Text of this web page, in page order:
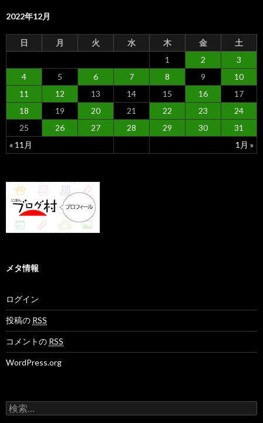
2022年12月
日 月 火 水 木 金 土
« 11月 1月 »
1 2
3
4
5 6 7 8 9
10
11
12 13 14 15 16
17
18
19 20 21 22 23
24
25
26 27 28 29 30 31
メタ情報
ログイン
投稿の RSS
コメントの RSS
WordPress.org
検
索